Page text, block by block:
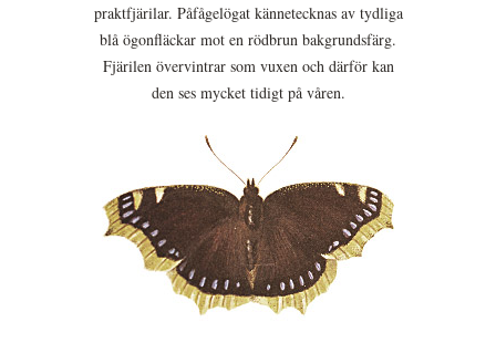
praktfjärilar. Påfågelögat kännetecknas av tydliga
blå ögonfläckar mot en rödbrun bakgrundsfärg.
Fjärilen övervintrar som vuxen och därför kan
den ses mycket tidigt på våren.